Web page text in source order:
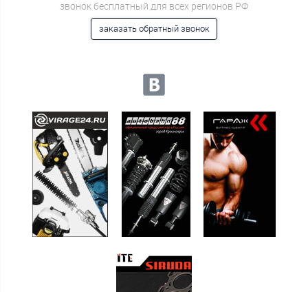
звонок бесплатный для всех регионов РФ
заказать обратный звонок